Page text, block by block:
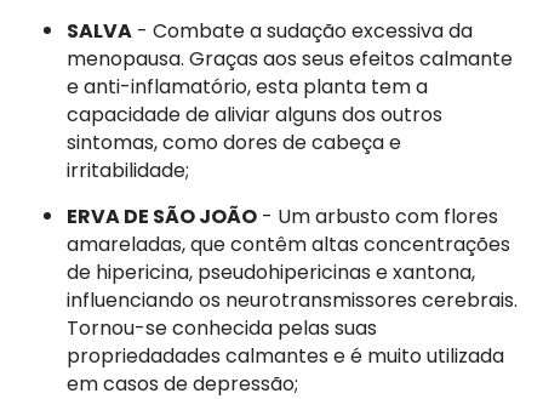
SALVA - Combate a sudação excessiva da
menopausa. Graças aos seus efeitos calmante
e anti-inflamatório, esta planta tem a
capacidade de aliviar alguns dos outros
sintomas, como dores de cabeça e
irritabilidade;
ERVA DE SÃO JOÃO - Um arbusto com flores
amareladas, que contêm altas concentrações
de hipericina, pseudohipericinas e xantona,
influenciando os neurotransmissores cerebrais.
Tornou-se conhecida pelas suas
propriedadades calmantes e é muito utilizada
em casos de depressão;